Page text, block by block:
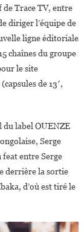
de Trace TV, entre
diriger l’équipe de
ligne éditoriale
chaînes du groupe
le site
de 13′,
du label OUENZE
Serge
entre Serge
derrière la sortie
d’où est tiré le